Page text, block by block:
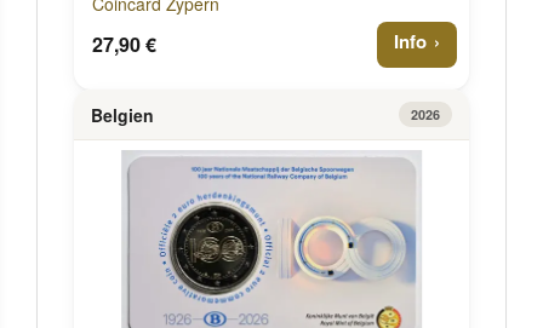
27,90 € Info
Belgien 2026